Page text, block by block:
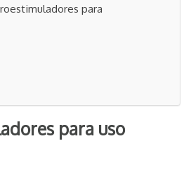
para
para uso